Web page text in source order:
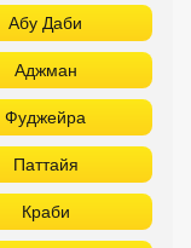
Абу Даби
Аджман
Фуджейра
Паттайя
Краби